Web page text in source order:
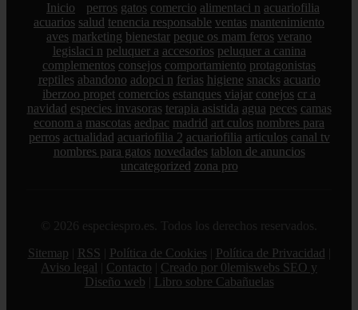
Inicio perros gatos comercio alimentaci n acuariofilia
acuarios salud tenencia responsable ventas mantenimiento
aves marketing bienestar peque os mam feros verano
legislaci n peluquer a accesorios peluquer a canina
complementos consejos comportamiento protagonistas
reptiles abandono adopci n ferias higiene snacks acuario
iberzoo propet comercios estanques viajar conejos cr a
navidad especies invasoras terapia asistida agua peces camas
econom a mascotas aedpac madrid art culos nombres para
perros actualidad acuariofilia 2 acuariofilia articulos canal tv
nombres para gatos novedades tablon de anuncios
uncategorized zona pro
© 2026 especiespro.es. Todos los derechos reservados.
Sitemap
RSS Política de Cookies Política de Privacidad
Aviso legal
Contacto
Creado por 0lemiswebs SEO y
Diseño web
Libro sobre Cabañuelas